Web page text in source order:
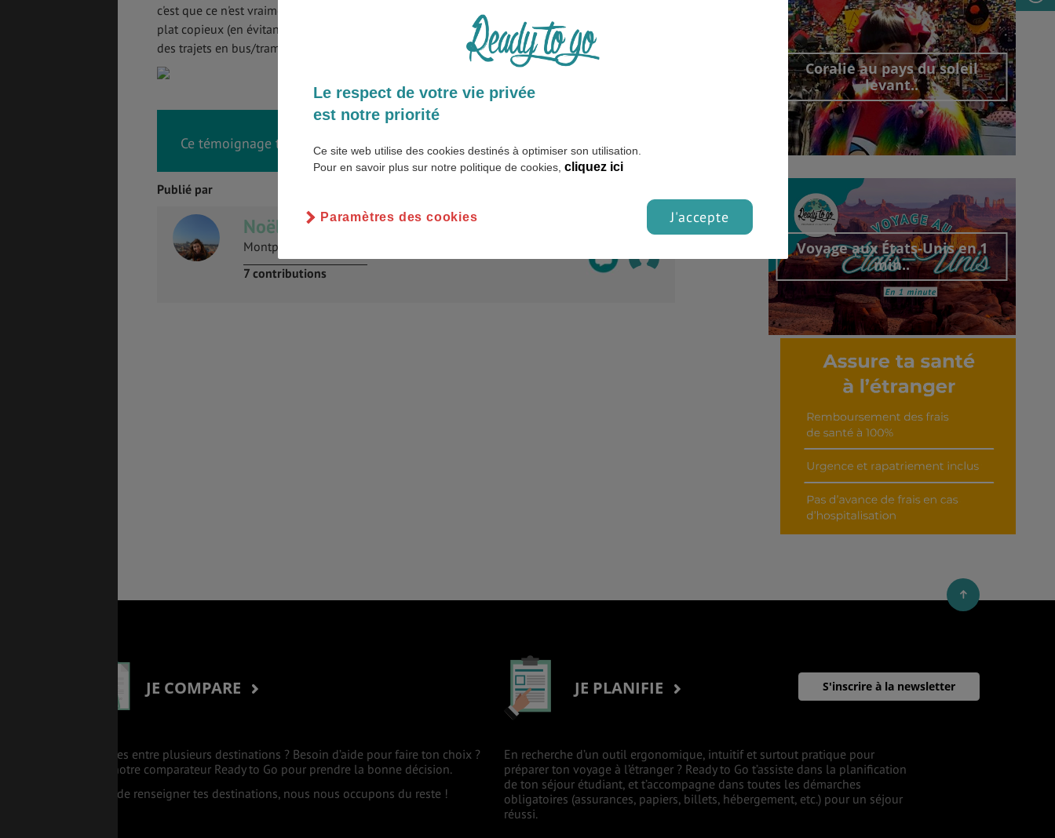
c'est que ce n'est vraiment pas cher. Comptez entre 1,5 et 3€ la pinte de bière, une dizaine d'€ pour un bon
plat copieux (en évitant les restaurants en cœur de ville ou donnant sur les places principales bien sûr) et
des trajets en bus/tram/métro autour des 2-3€ en fonction des transports choisis et du temps nécessaire.
Ce témoignage t’a été utile ? Envoyer à un ami
Publié par
Noëlène Guérin
Montpellier France
7 contributions
Coralie au pays du soleil
levant..
Découvrir cet interview
Voyage aux États-Unis en 1
min..
S'inscrire à la newsletter
JE COMPARE
Tu hésites entre plusieurs destinations ? Besoin d’aide pour faire ton choix ?
Utilise notre comparateur Ready to Go pour prendre la bonne décision.
Il suffit de renseigner tes destinations, nous nous occupons du reste !
JE PLANIFIE
En recherche d’un outil ergonomique, intuitif et surtout pratique pour
préparer ton voyage à l’étranger ? Ready to Go t’assiste dans la planification
de ton séjour étudiant, et t’accompagne dans toutes les démarches
obligatoires (assurances, papiers, billets, hébergement, etc.) pour un séjour
réussi.
Le respect de votre vie privée
est notre priorité
Ce site web utilise des cookies destinés à optimiser son utilisation.
Pour en savoir plus sur notre politique de cookies, cliquez ici
J'accepte
Paramètres des cookies